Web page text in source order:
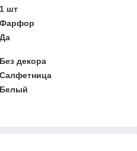
1 шт
Фарфор
Да
Без декора
Салфетница
Белый